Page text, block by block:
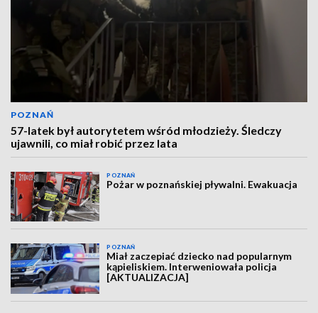
POZNAŃ
57-latek był autorytetem wśród młodzieży. Śledczy
ujawnili, co miał robić przez lata
POZNAŃ
Pożar w poznańskiej pływalni. Ewakuacja
POZNAŃ
Miał zaczepiać dziecko nad popularnym
kąpieliskiem. Interweniowała policja
[AKTUALIZACJA]